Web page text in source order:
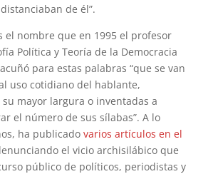
de él”.
el nombre que en 1995 el profesor
Política y Teoría de la Democracia
para estas palabras “que se van
uso cotidiano del hablante,
mayor largura o inventadas a
el número de sus sílabas”. A lo
ha publicado varios artículos en el
el vicio archisilábico que
público de políticos, periodistas y